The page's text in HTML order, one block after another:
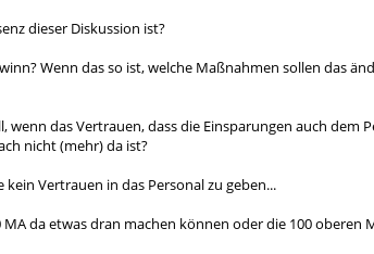
dieser Diskussion ist?
Wenn das so ist, welche Maßnahmen sollen das
wenn das Vertrauen, dass die Einsparungen auch dem
nicht (mehr) da ist?
Vertrauen in das Personal zu geben...
MA da etwas dran machen können oder die 100 oberen